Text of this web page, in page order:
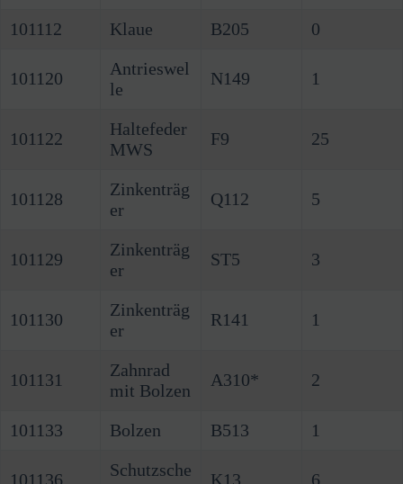
101112
Klaue B205 0
101120
Antrieswel
le
N149 1
101122
Haltefeder
MWS
F9 25
101128
Zinkenträg
er
Q112 5
101129
Zinkenträg
er
ST5 3
101130
Zinkenträg
er
R141 1
101131
Zahnrad
mit Bolzen
A310* 2
101133 Bolzen B513 1
101136
Schutzsche
K13 6